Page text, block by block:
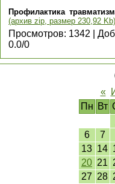
Профилактика
(архив zip, размер 230,92 Kb)
Просмотров: 1342
0.0/0
«
Пн Вт
6
7
13 14
20 21
27 28